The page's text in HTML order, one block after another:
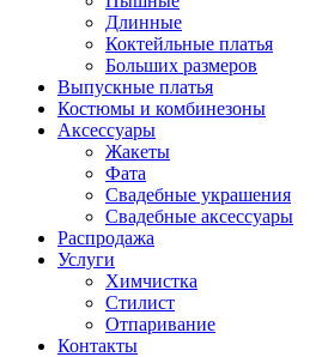
Длинные
Коктейльные платья
Больших размеров
Выпускные платья
Костюмы и комбинезоны
Аксессуары
Жакеты
Фата
Свадебные украшения
Свадебные аксессуары
Распродажа
Услуги
Химчистка
Стилист
Отпаривание
Контакты